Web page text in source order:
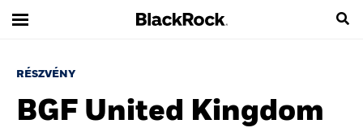
RÉSZVÉNY
BGF United Kingdom